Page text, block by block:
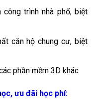
trình nhà phố, biệt
căn hộ chung cư, biệt
phần mềm 3D khác
ưu đãi học phí: